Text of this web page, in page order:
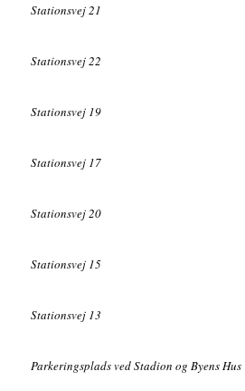
Stationsvej 21
Stationsvej 22
Stationsvej 19
Stationsvej 17
Stationsvej 20
Stationsvej 15
Stationsvej 13
Parkeringsplads ved Stadion og Byens Hus